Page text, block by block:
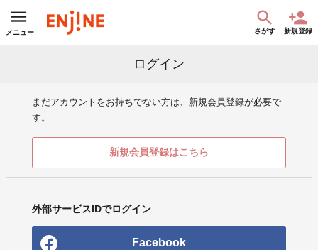
メニュー さがす 新規登録
ログイン
まだアカウントをお持ちでない方は、新規会員登録が必要で
す。
新規会員登録はこちら
外部サービスIDでログイン
Facebook